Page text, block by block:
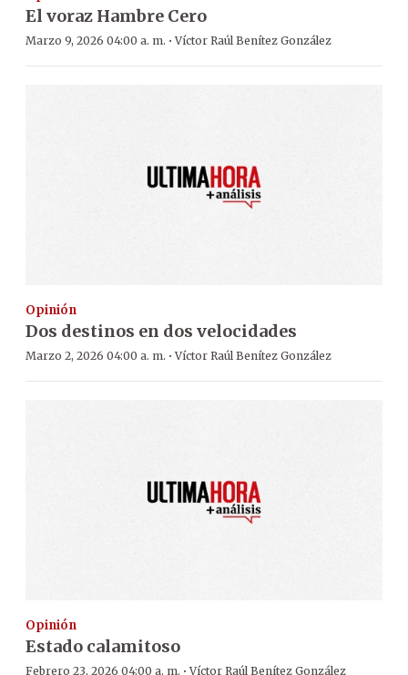
El voraz Hambre Cero
Marzo 9, 2026 04:00 a. m. ·Víctor Raúl Benítez González
Opinión
Dos destinos en dos velocidades
Marzo 2, 2026 04:00 a. m. ·Víctor Raúl Benítez González
Opinión
Estado calamitoso
Febrero 23, 2026 04:00 a. m. Víctor Raúl Benítez González